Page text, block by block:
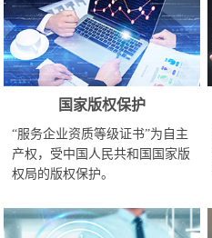
国家版权保护
“服务企业资质等级证书”为自主
产权，受中国人民共和国国家版
权局的版权保护。